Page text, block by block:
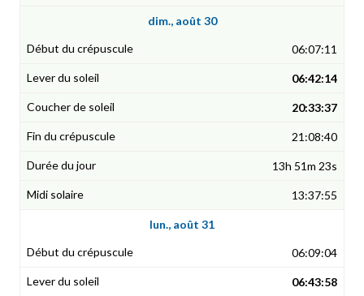
dim., août 30
06:07:11
06:42:14
20:33:37
21:08:40
13h 51m 23s
13:37:55
lun., août 31
06:09:04
06:43:58